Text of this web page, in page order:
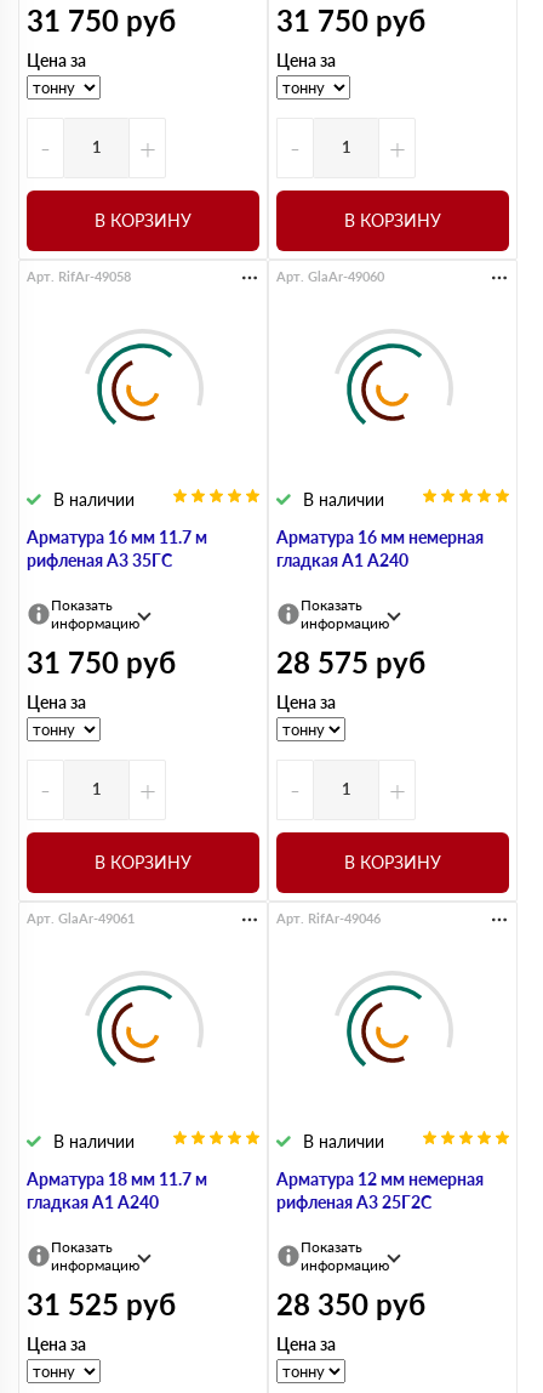
31 750 руб
Цена за
- +
В КОРЗИНУ
31 750 руб
Цена за
- +
В КОРЗИНУ
Арматура 16 мм 11.7 м
рифленая А3 35ГС
В наличии
Арт. RifAr-49058
Показать
информацию
31 750 руб
Цена за
- +
В КОРЗИНУ
Арматура 16 мм немерная
гладкая А1 А240
В наличии
Арт. GlaAr-49060
Показать
информацию
28 575 руб
Цена за
- +
В КОРЗИНУ
Арматура 18 мм 11.7 м
гладкая А1 А240
В наличии
Арт. GlaAr-49061
Показать
информацию
31 525 руб
Цена за
Арматура 12 мм немерная
рифленая А3 25Г2С
В наличии
Арт. RifAr-49046
Показать
информацию
28 350 руб
Цена за